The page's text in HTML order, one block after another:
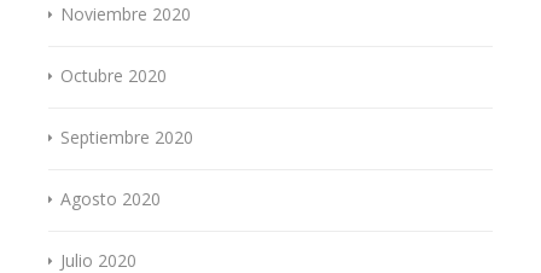
Noviembre 2020
Octubre 2020
Septiembre 2020
Agosto 2020
Julio 2020